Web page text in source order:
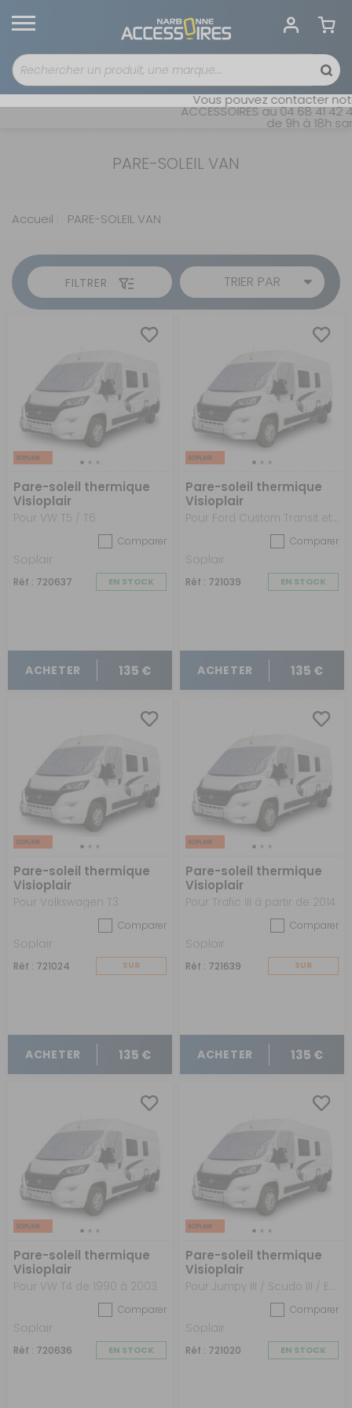
Vous pouvez contacter notre
ACCESSOIRES au 04 68 41 42
de 9h à 18h
PARE-SOLEIL VAN
Accueil PARE-SOLEIL VAN
FILTRER TRIER PAR
Pare-soleil thermique
Visioplair
Pour VW T5 / T6
Comparer
Soplair
Réf : 720637 EN STOCK
ACHETER 135 €
Pare-soleil thermique
Visioplair
Comparer
Soplair
Réf : 721039 EN STOCK
ACHETER 135 €
Pare-soleil thermique
Visioplair
Pour Volkswagen T3
Comparer
Soplair
Réf : 721024
SUR
ACHETER 135 €
Pare-soleil thermique
Visioplair
Pour Trafic III à partir de 2014
Comparer
Soplair
Réf : 721639
SUR
ACHETER 135 €
Pare-soleil thermique
Visioplair
Pour VW T4 de 1990 à 2003
Comparer
Soplair
Réf : 720636 EN STOCK
Pare-soleil thermique
Visioplair
Comparer
Soplair
Réf : 721020 EN STOCK